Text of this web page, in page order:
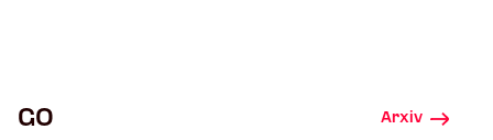
GO Arxiv